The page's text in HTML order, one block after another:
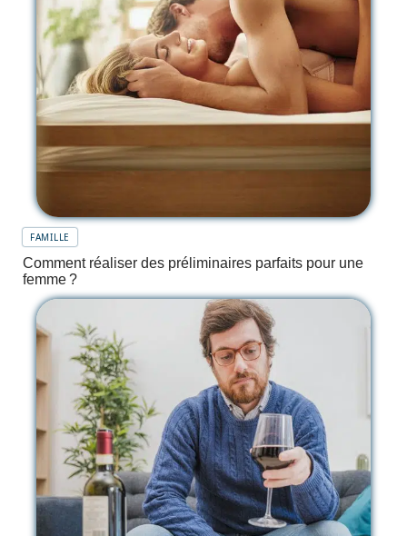
FAMILLE
Comment réaliser des préliminaires parfaits pour une
femme ?